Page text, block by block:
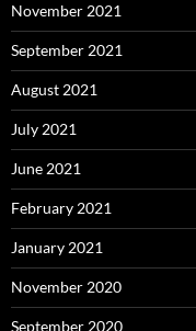
November 2021
September 2021
August 2021
July 2021
June 2021
February 2021
January 2021
November 2020
September 2020